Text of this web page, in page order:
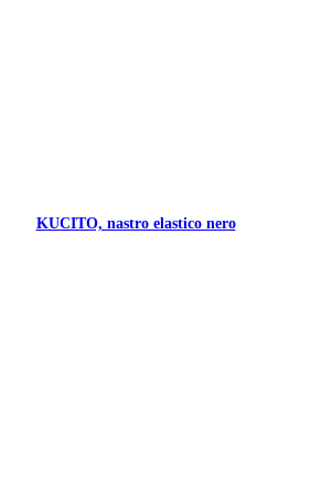
KUCITO, nastro elastico nero